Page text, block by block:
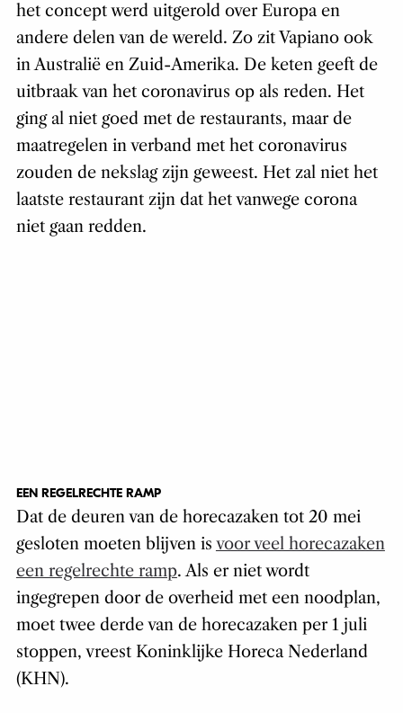
het concept werd uitgerold over Europa en
andere delen van de wereld. Zo zit Vapiano ook
in Australië en Zuid-Amerika. De keten geeft de
uitbraak van het coronavirus op als reden. Het
ging al niet goed met de restaurants, maar de
maatregelen in verband met het coronavirus
zouden de nekslag zijn geweest. Het zal niet het
laatste restaurant zijn dat het vanwege corona
niet gaan redden.
EEN REGELRECHTE RAMP
Dat de deuren van de horecazaken tot 20 mei
gesloten moeten blijven is voor veel horecazaken
een regelrechte ramp. Als er niet wordt
ingegrepen door de overheid met een noodplan,
moet twee derde van de horecazaken per 1 juli
stoppen, vreest Koninklijke Horeca Nederland
(KHN).